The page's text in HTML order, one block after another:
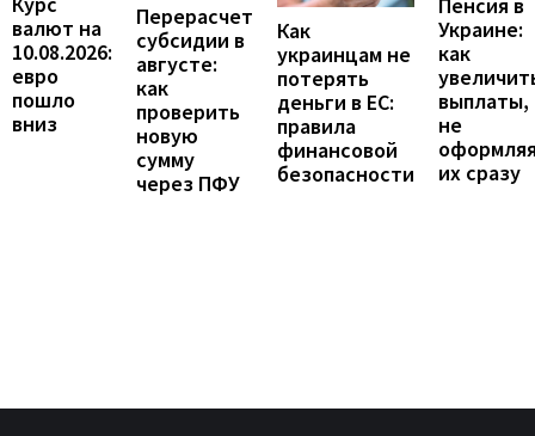
валют на
10.08.2026:
евро
пошло
вниз
Перерасчет
субсидии в
августе:
как
проверить
новую
сумму
через ПФУ
Как
украинцам не
потерять
деньги в ЕС:
правила
финансовой
безопасности
Пенсия в
Украине:
как
выплаты,
не
их сразу